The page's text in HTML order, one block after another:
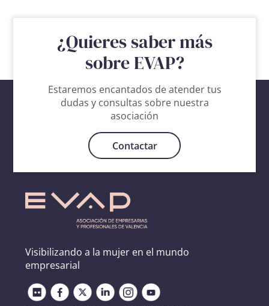
Hazte
socia
¿Quieres saber más
sobre EVAP?
Estaremos encantados de atender tus
dudas y consultas sobre nuestra
asociación
Contactar
Visibilizando a la mujer en el mundo
empresarial